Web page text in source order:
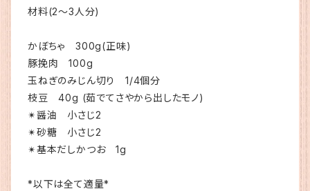
材料(2〜3人分)
かぼちゃ 300g(正味)
豚挽肉 100g
玉ねぎのみじん切り 1/4個分
枝豆 40g (茹でてさやから出したモノ)
✴︎醤油 小さじ2
✴︎砂糖 小さじ2
✴︎基本だしかつお 1g
*以下は全て適量*